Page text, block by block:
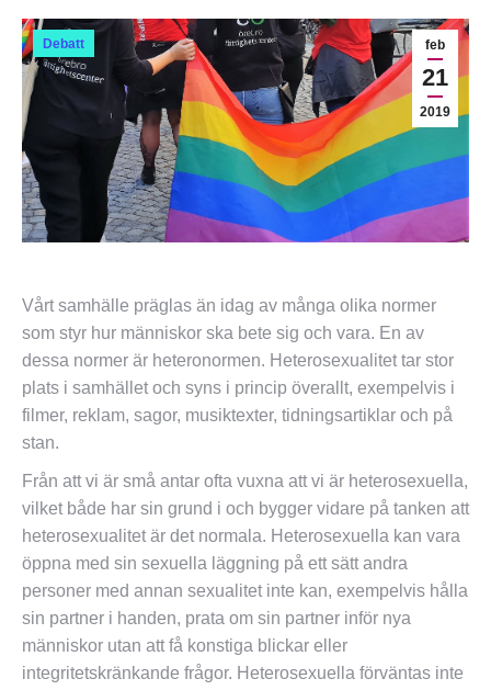
feb
21
2019
Debatt
Vårt samhälle präglas än idag av många olika normer
som styr hur människor ska bete sig och vara. En av
dessa normer är heteronormen. Heterosexualitet tar stor
plats i samhället och syns i princip överallt, exempelvis i
filmer, reklam, sagor, musiktexter, tidningsartiklar och på
stan.
Från att vi är små antar ofta vuxna att vi är heterosexuella,
vilket både har sin grund i och bygger vidare på tanken att
heterosexualitet är det normala. Heterosexuella kan vara
öppna med sin sexuella läggning på ett sätt andra
personer med annan sexualitet inte kan, exempelvis hålla
sin partner i handen, prata om sin partner inför nya
människor utan att få konstiga blickar eller
integritetskränkande frågor. Heterosexuella förväntas inte